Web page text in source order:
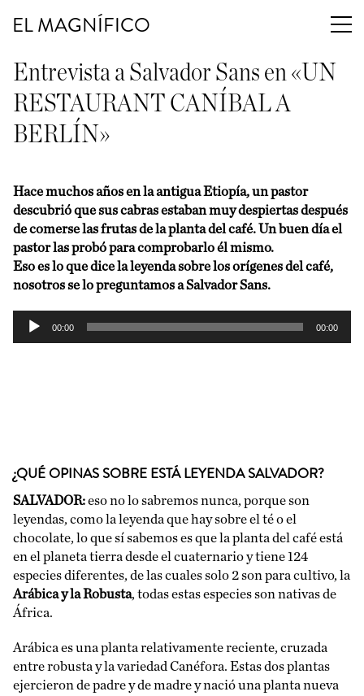
EL MAGNÍFICO
Entrevista a Salvador Sans en «UN
RESTAURANT CANÍBAL A
BERLÍN»
Hace muchos años en la antigua Etiopía, un pastor
descubrió que sus cabras estaban muy despiertas después
de comerse las frutas de la planta del café. Un buen día el
pastor las probó para comprobarlo él mismo.
Eso es lo que dice la leyenda sobre los orígenes del café,
nosotros se lo preguntamos a Salvador Sans.
Reproductor
00:00 00:00
¿QUÉ OPINAS SOBRE ESTÁ LEYENDA SALVADOR?
SALVADOR:eso no lo sabremos nunca, porque son
leyendas, como la leyenda que hay sobre el té o el
chocolate, lo que sí sabemos es que la planta del café está
en el planeta tierra desde el cuaternario y tiene 124
especies diferentes, de las cuales solo 2 son para cultivo, la
Arábica y la Robusta, todas estas especies son nativas de
África.
Arábica es una planta relativamente reciente, cruzada
entre robusta y la variedad Canéfora. Estas dos plantas
ejercieron de padre y de madre y nació una planta nueva